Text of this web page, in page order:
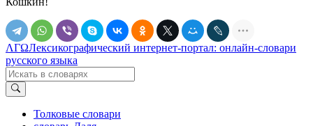
ΛΓΩЛексикографический интернет-портал: онлайн-словари
русского языка
Толковые словари